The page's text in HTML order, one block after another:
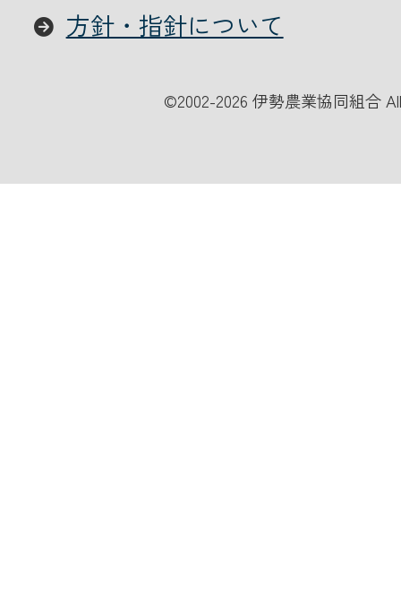
方針・指針について
©2002-2026 伊勢農業協同組合